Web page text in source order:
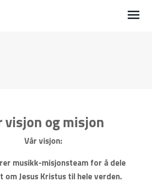
visjon og misjon
Vår visjon:
musikk-misjonsteam for å dele
om Jesus Kristus til hele verden.